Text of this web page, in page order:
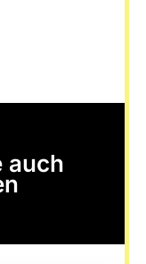
auch